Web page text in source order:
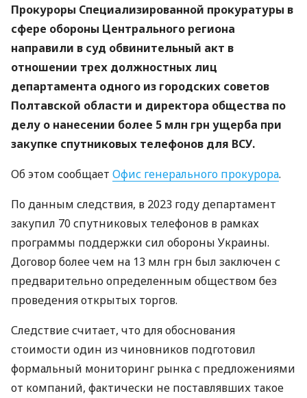
Прокуроры Специализированной прокуратуры в
сфере обороны Центрального региона
направили в суд обвинительный акт в
отношении трех должностных лиц
департамента одного из городских советов
Полтавской области и директора общества по
делу о нанесении более 5 млн грн ущерба при
закупке спутниковых телефонов для ВСУ.
Об этом сообщает Офис генерального прокурора.
По данным следствия, в 2023 году департамент
закупил 70 спутниковых телефонов в рамках
программы поддержки сил обороны Украины.
Договор более чем на 13 млн грн был заключен с
предварительно определенным обществом без
проведения открытых торгов.
Следствие считает, что для обоснования
стоимости один из чиновников подготовил
формальный мониторинг рынка с предложениями
от компаний, фактически не поставлявших такое